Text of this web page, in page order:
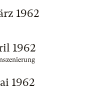
1962
1962
1962